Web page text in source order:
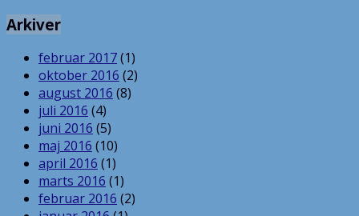
Arkiver
februar 2017(1)
oktober 2016 (2)
august 2016 (8)
juli 2016 (4)
juni 2016 (5)
maj 2016 (10)
april 2016 (1)
marts 2016 (1)
februar 2016 (2)